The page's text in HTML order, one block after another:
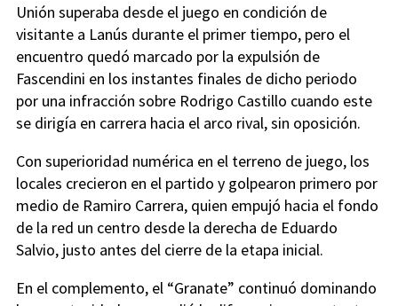
Unión superaba desde el juego en condición de
visitante a Lanús durante el primer tiempo, pero el
encuentro quedó marcado por la expulsión de
Fascendini en los instantes finales de dicho periodo
por una infracción sobre Rodrigo Castillo cuando este
se dirigía en carrera hacia el arco rival, sin oposición.
Con superioridad numérica en el terreno de juego, los
locales crecieron en el partido y golpearon primero por
medio de Ramiro Carrera, quien empujó hacia el fondo
de la red un centro desde la derecha de Eduardo
Salvio, justo antes del cierre de la etapa inicial.
En el complemento, el “Granate” continuó dominando